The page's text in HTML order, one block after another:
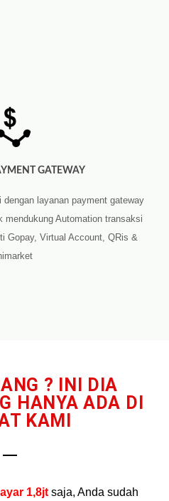
GATEWAY
layanan payment gateway
Automation transaksi
Gopay, Virtual Account, QRis &
? INI DIA
HANYA ADA DI
KAMI
1,8jt saja, Anda sudah